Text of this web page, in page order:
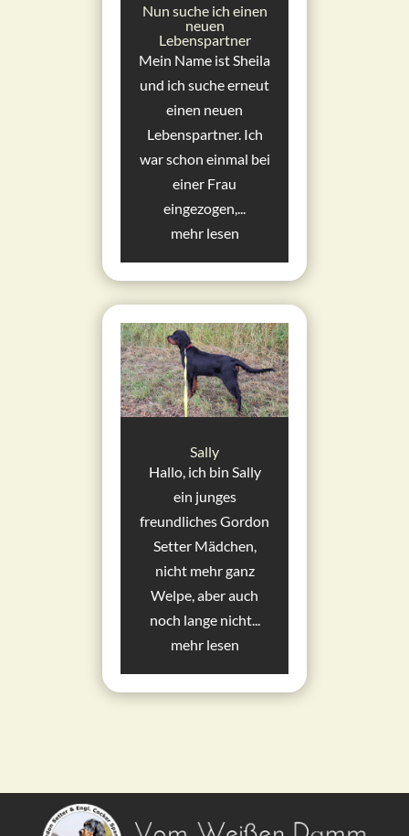
Nun suche ich einen
neuen
Lebenspartner
Mein Name ist Sheila
und ich suche erneut
einen neuen
Lebenspartner. Ich
war schon einmal bei
einer Frau
eingezogen,...
mehr lesen
Sally
Hallo, ich bin Sally
ein junges
freundliches Gordon
Setter Mädchen,
nicht mehr ganz
Welpe, aber auch
noch lange nicht...
mehr lesen